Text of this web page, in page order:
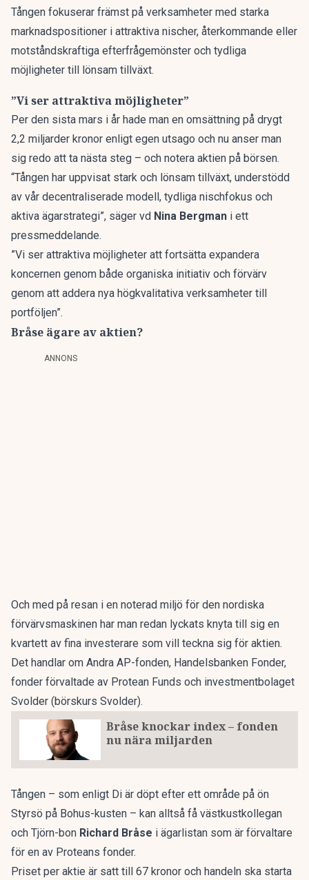
Tången fokuserar främst på verksamheter med starka
marknadspositioner i attraktiva nischer, återkommande eller
motståndskraftiga efterfrågemönster och tydliga
möjligheter till lönsam tillväxt.
”Vi ser attraktiva möjligheter”
Per den sista mars i år hade man en omsättning på drygt
2,2 miljarder kronor enligt egen utsago och nu anser man
sig redo att ta nästa steg – och notera aktien på börsen.
“Tången har uppvisat stark och lönsam tillväxt, understödd
av vår decentraliserade modell, tydliga nischfokus och
aktiva ägarstrategi”, säger vd Nina Bergman i ett
pressmeddelande.
”Vi ser attraktiva möjligheter att fortsätta expandera
koncernen genom både organiska initiativ och förvärv
genom att addera nya högkvalitativa verksamheter till
portföljen”.
Bråse ägare av aktien?
ANNONS
Och med på resan i en noterad miljö för den nordiska
förvärvsmaskinen har man redan lyckats knyta till sig en
kvartett av fina investerare som vill teckna sig för aktien.
Det handlar om Andra AP-fonden, Handelsbanken Fonder,
fonder förvaltade av Protean Funds och investmentbolaget
Svolder (börskurs Svolder).
Bråse knockar index – fonden
nu nära miljarden
Tången – som enligt Di är döpt efter ett område på ön
Styrsö på Bohus-kusten – kan alltså få västkustkollegan
och Tjörn-bon Richard Bråse i ägarlistan som är förvaltare
för en av Proteans fonder.
Priset per aktie är satt till 67 kronor och handeln ska starta